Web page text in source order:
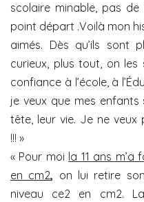
scolaire minable, pas
point départ .Voilà mon
aimés. Dès qu’ils sont
curieux, plus tout, on les
confiance à l’école, à
je veux que mes enfants
tête, leur vie. Je ne veux
!!! »
« Pour moi la 11 ans m’a
en cm2, on lui retire
niveau ce2 en cm2.